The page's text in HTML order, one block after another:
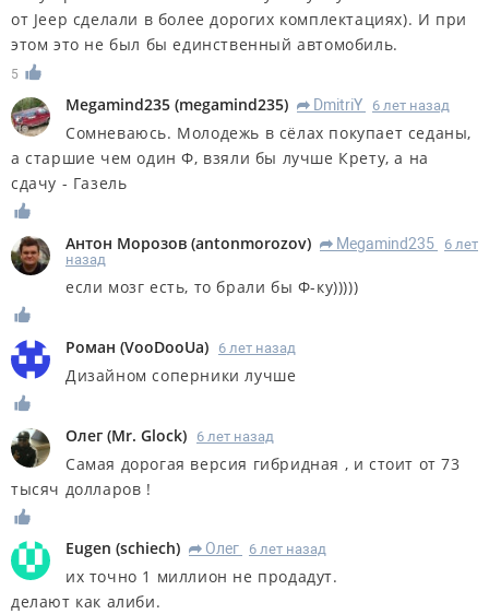
от Jeep сделали в более дорогих комплектациях). И при
этом это не был бы единственный автомобиль.
5
Megamind235 (megamind235) R DmitriY 6 лет назад
Сомневаюсь. Молодежь в сёлах покупает седаны,
а старшие чем один Ф, взяли бы лучше Крету, а на
сдачу - Газель
Антон Морозов (antonmorozov) R Megamind235
6 лет
назад
если мозг есть, то брали бы Ф-ку)))))
Роман (VooDooUa) 6 лет назад
Дизайном соперники лучше
Олег (Mr. Glock) 6 лет назад
Самая дорогая версия гибридная , и стоит от 73
тысяч долларов !
Eugen (schiech) R Олег 6 лет назад
их точно 1 миллион не продадут.
делают как алиби.